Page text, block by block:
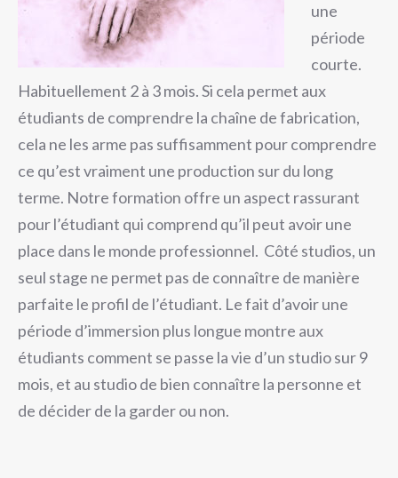
une
période
courte.
Habituellement 2 à 3 mois. Si cela permet aux
étudiants de comprendre la chaîne de fabrication,
cela ne les arme pas suffisamment pour comprendre
ce qu’est vraiment une production sur du long
terme. Notre formation offre un aspect rassurant
pour l’étudiant qui comprend qu’il peut avoir une
place dans le monde professionnel. Côté studios, un
seul stage ne permet pas de connaître de manière
parfaite le profil de l’étudiant. Le fait d’avoir une
période d’immersion plus longue montre aux
étudiants comment se passe la vie d’un studio sur 9
mois, et au studio de bien connaître la personne et
de décider de la garder ou non.